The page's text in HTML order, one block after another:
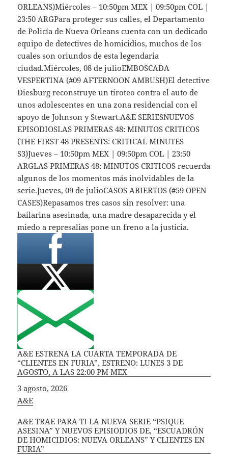
ORLEANS)Miércoles – 10:50pm MEX | 09:50pm COL |
23:50 ARGPara proteger sus calles, el Departamento
de Policía de Nueva Orleans cuenta con un dedicado
equipo de detectives de homicidios, muchos de los
cuales son oriundos de esta legendaria
ciudad.Miércoles, 08 de julioEMBOSCADA
VESPERTINA (#09 AFTERNOON AMBUSH)El detective
Diesburg reconstruye un tiroteo contra el auto de
unos adolescentes en una zona residencial con el
apoyo de Johnson y Stewart.A&E SERIESNUEVOS
EPISODIOSLAS PRIMERAS 48: MINUTOS CRITICOS
(THE FIRST 48 PRESENTS: CRITICAL MINUTES
S3)Jueves – 10:50pm MEX | 09:50pm COL | 23:50
ARGLAS PRIMERAS 48: MINUTOS CRITICOS recuerda
algunos de los momentos más inolvidables de la
serie.Jueves, 09 de julioCASOS ABIERTOS (#59 OPEN
CASES)Repasamos tres casos sin resolver: una
bailarina asesinada, una madre desaparecida y el
miedo a represalias pone un freno a la justicia.
A&E ESTRENA LA CUARTA TEMPORADA DE
“CLIENTES EN FURIA”, ESTRENO: LUNES 3 DE
AGOSTO, A LAS 22:00 PM MEX
Fecha
3 agosto, 2026
In relation to
A&E
A&E TRAE PARA TI LA NUEVA SERIE “PSIQUE
ASESINA” Y NUEVOS EPISIODIOS DE, “ESCUADRÓN
DE HOMICIDIOS: NUEVA ORLEANS” Y CLIENTES EN
FURIA”